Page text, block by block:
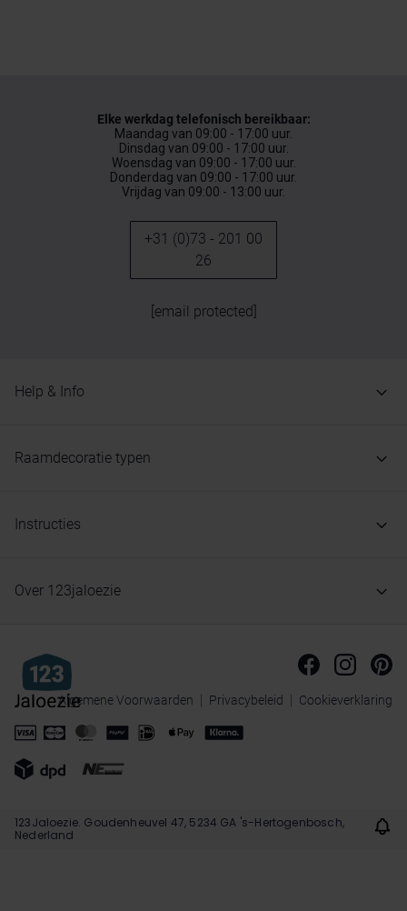
Elke werkdag telefonisch bereikbaar:
Maandag van 09:00 - 17:00 uur.
Dinsdag van 09:00 - 17:00 uur.
Woensdag van 09:00 - 17:00 uur.
Donderdag van 09:00 - 17:00 uur.
Vrijdag van 09:00 - 13:00 uur.
+31 (0)73 - 201 00
26
[email protected]
Help & Info
Raamdecoratie typen
Instructies
Over 123jaloezie
Algemene Voorwaarden Privacybeleid Cookieverklaring
123Jaloezie. Goudenheuvel 47, 5234 GA 's-Hertogenbosch,
Nederland